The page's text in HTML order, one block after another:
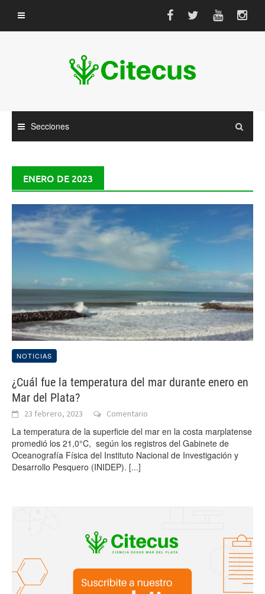
contenido
Secciones
ENERO DE 2023
NOTICIAS
¿Cuál fue la temperatura del mar durante enero en
Mar del Plata?
23 febrero, 2023 Comentario
La temperatura de la superficie del mar en la costa marplatense
promedió los 21,0°C, según los registros del Gabinete de
Oceanografía Física del Instituto Nacional de Investigación y
Desarrollo Pesquero (INIDEP). [...]